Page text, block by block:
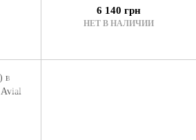
6 140 грн
НЕТ В НАЛИЧИИ